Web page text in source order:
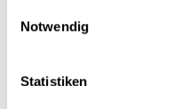
Einwilligung ist stets
Website nicht erforderlich
Notwendig
Statistiken